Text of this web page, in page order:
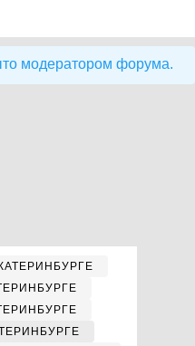
модератором форума.